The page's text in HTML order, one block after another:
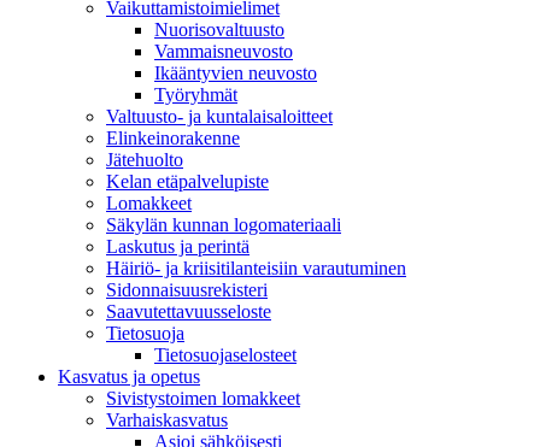
Vaikuttamistoimielimet
Nuorisovaltuusto
Vammaisneuvosto
Ikääntyvien neuvosto
Työryhmät
Valtuusto- ja kuntalaisaloitteet
Elinkeinorakenne
Jätehuolto
Kelan etäpalvelupiste
Lomakkeet
Säkylän kunnan logomateriaali
Laskutus ja perintä
Häiriö- ja kriisitilanteisiin varautuminen
Sidonnaisuusrekisteri
Saavutettavuusseloste
Tietosuoja
Tietosuojaselosteet
Kasvatus ja opetus
Sivistystoimen lomakkeet
Varhaiskasvatus
Asioi sähköisesti